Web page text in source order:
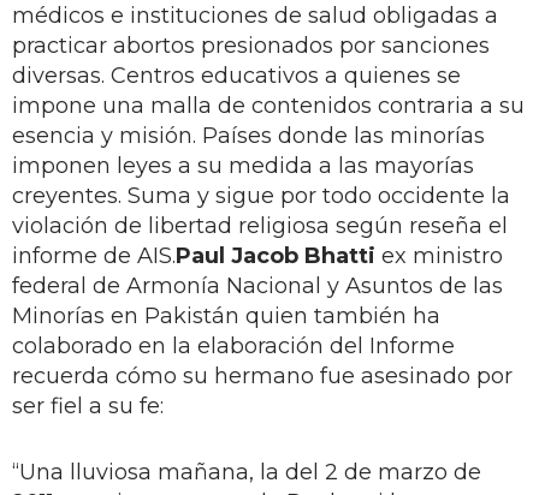
médicos e instituciones de salud obligadas a
practicar abortos presionados por sanciones
diversas. Centros educativos a quienes se
impone una malla de contenidos contraria a su
esencia y misión. Países donde las minorías
imponen leyes a su medida a las mayorías
creyentes. Suma y sigue por todo occidente la
violación de libertad religiosa según reseña el
informe de AIS.Paul Jacob Bhatti ex ministro
federal de Armonía Nacional y Asuntos de las
Minorías en Pakistán quien también ha
colaborado en la elaboración del Informe
recuerda cómo su hermano fue asesinado por
ser fiel a su fe:
“Una lluviosa mañana, la del 2 de marzo de